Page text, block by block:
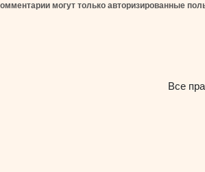
могут только авторизированные
Все